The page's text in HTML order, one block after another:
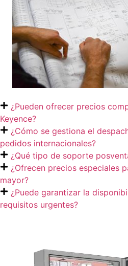
¿Pueden ofrecer precios
Keyence?
¿Cómo se gestiona el
pedidos internacionales?
¿Qué tipo de soporte
¿Ofrecen precios especiales
mayor?
¿Puede garantizar la
requisitos urgentes?